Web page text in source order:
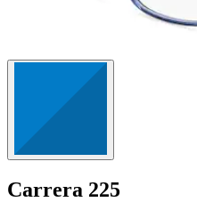
Carrera 225